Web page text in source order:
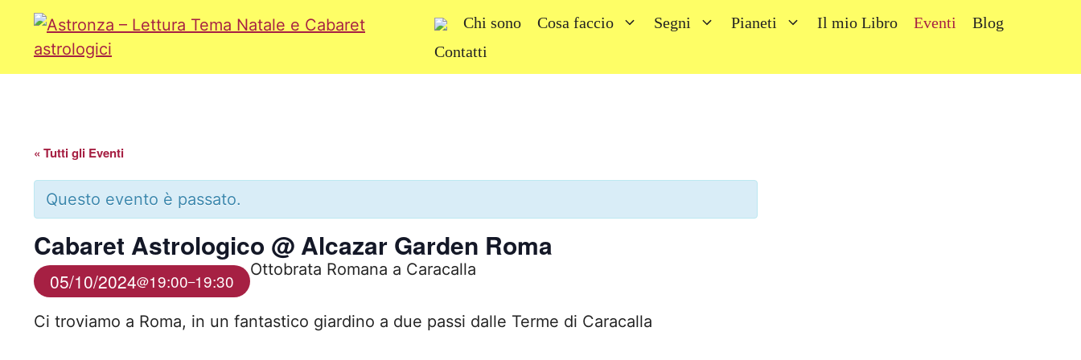
contenuto
Chi sono Cosa faccio Segni Pianeti Il mio Libro Eventi
Blog
Contatti
« Tutti gli Eventi
Questo evento è passato.
Cabaret Astrologico @ Alcazar Garden Roma
05/10/2024@19:00–19:30
Ottobrata Romana a Caracalla
Ci troviamo a Roma, in un fantastico giardino a due passi dalle Terme di Caracalla